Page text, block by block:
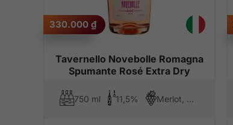
Tavernello Novebolle Romagna
Spumante Rosé Extra Dry
330.000 ₫
750 ml 11,5% Merlot, Sangiovese